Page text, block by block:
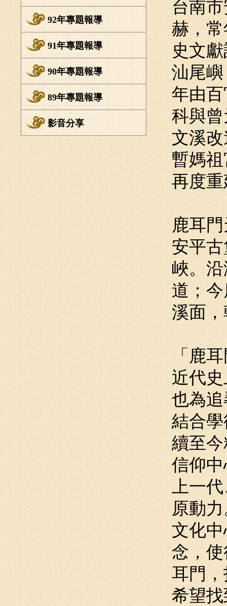
92年專題報導
91年專題報導
90年專題報導
89年專題報導
影音分享
台南
赫，
史文
汕尾
年由
科與
文溪
暫媽
再度
鹿耳
安平
峽。
道；
溪面
「鹿
近代
也為
結合
續至
信仰
上一
原動
文化
念，
耳門
希望